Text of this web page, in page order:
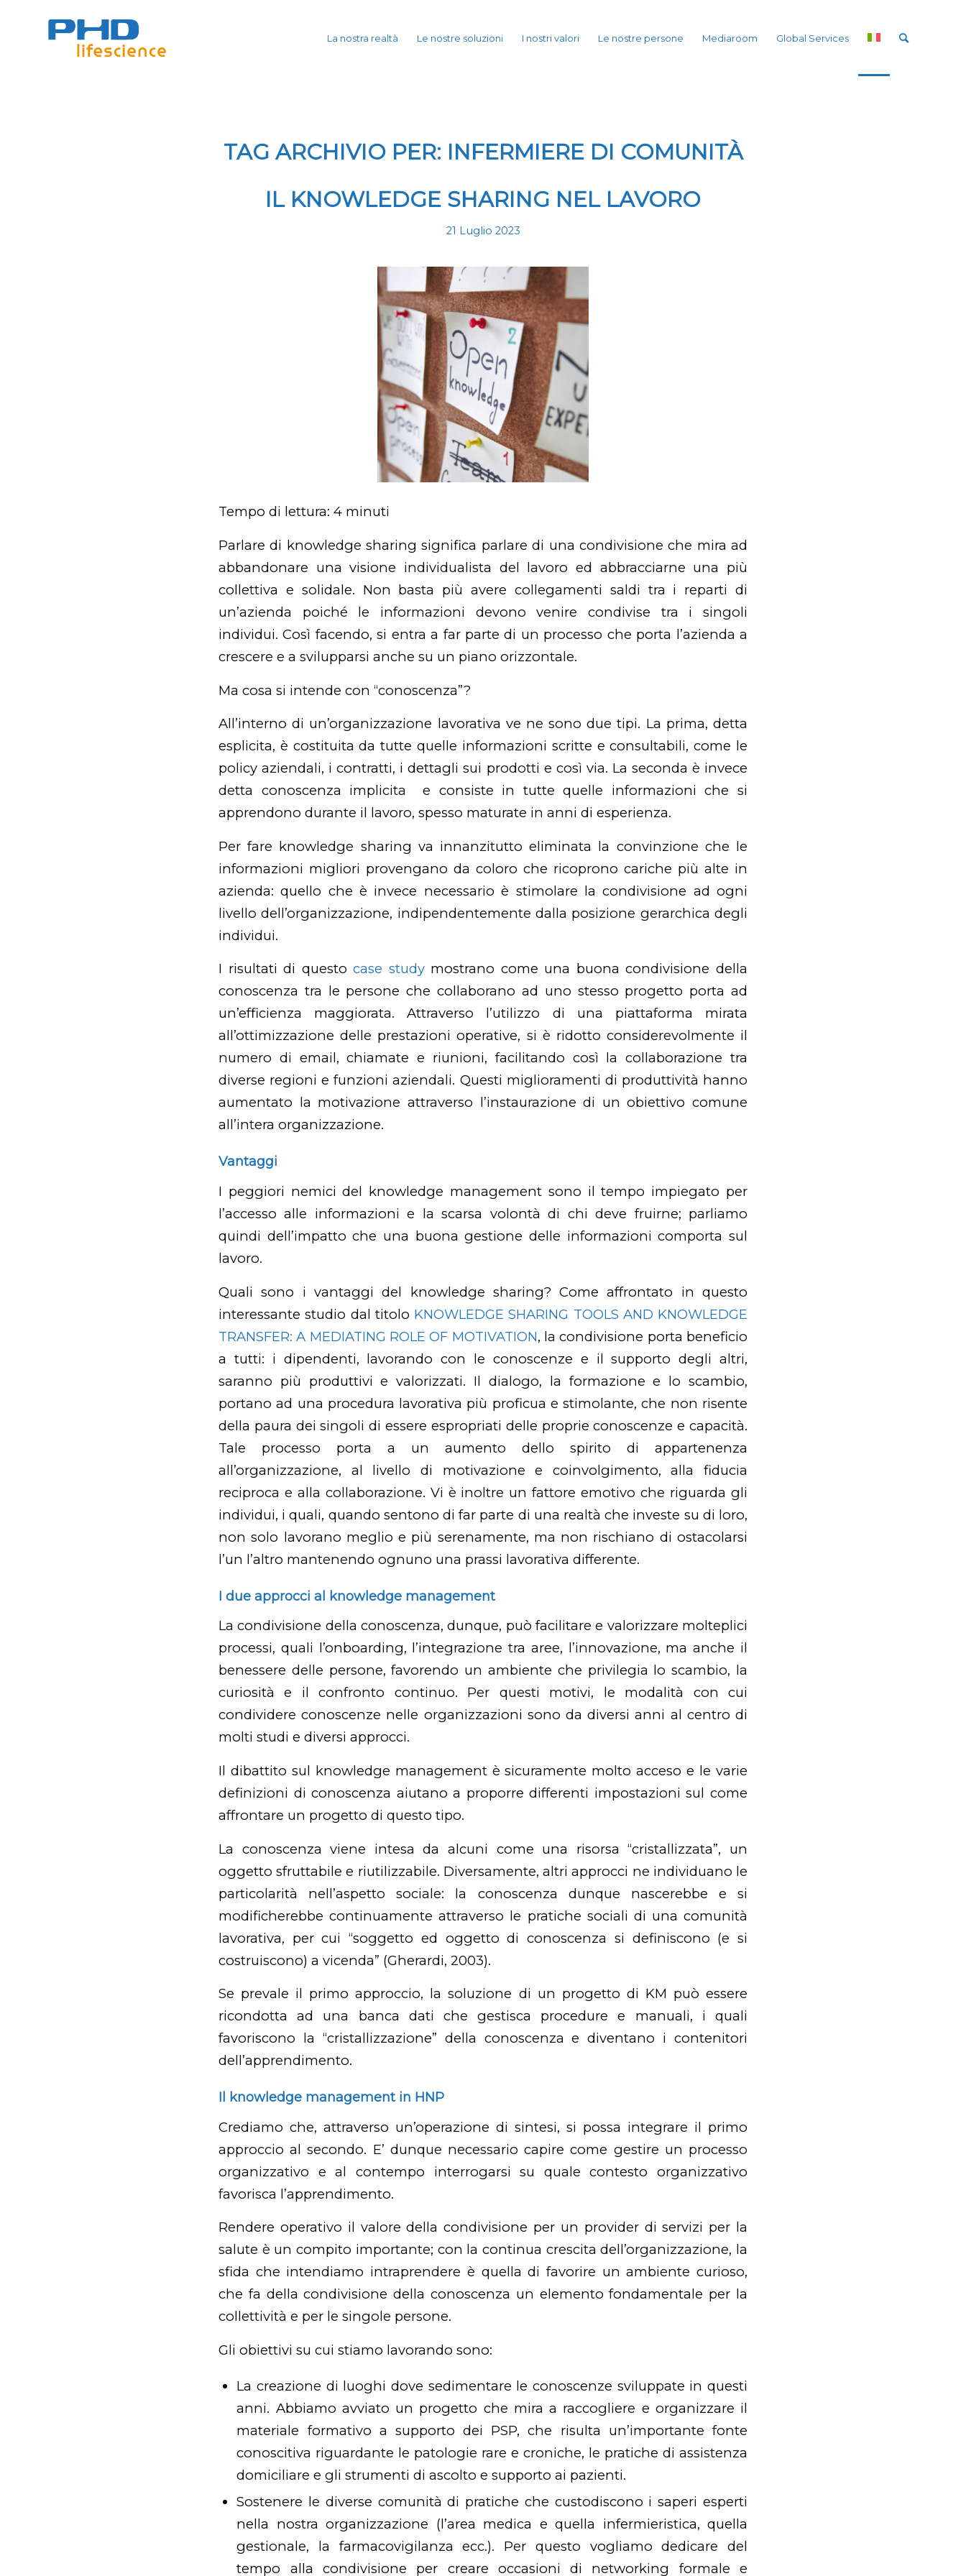
La nostra realtà Le nostre soluzioni I nostri valori Le nostre persone Mediaroom Global Services
TAG ARCHIVIO PER: INFERMIERE DI COMUNITÀ
IL KNOWLEDGE SHARING NEL LAVORO
21 Luglio 2023
Tempo di lettura: 4 minuti
Parlare di knowledge sharing significa parlare di una condivisione che mira ad
abbandonare una visione individualista del lavoro ed abbracciarne una più
collettiva e solidale. Non basta più avere collegamenti saldi tra i reparti di
un’azienda poiché le informazioni devono venire condivise tra i singoli
individui. Così facendo, si entra a far parte di un processo che porta l’azienda a
crescere e a svilupparsi anche su un piano orizzontale.
Ma cosa si intende con “conoscenza”?
All’interno di un’organizzazione lavorativa ve ne sono due tipi. La prima, detta
esplicita, è costituita da tutte quelle informazioni scritte e consultabili, come le
policy aziendali, i contratti, i dettagli sui prodotti e così via. La seconda è invece
detta conoscenza implicita e consiste in tutte quelle informazioni che si
apprendono durante il lavoro, spesso maturate in anni di esperienza.
Per fare knowledge sharing va innanzitutto eliminata la convinzione che le
informazioni migliori provengano da coloro che ricoprono cariche più alte in
azienda: quello che è invece necessario è stimolare la condivisione ad ogni
livello dell’organizzazione, indipendentemente dalla posizione gerarchica degli
individui.
I risultati di questocase studymostrano come una buona condivisione della
conoscenza tra le persone che collaborano ad uno stesso progetto porta ad
un’efficienza maggiorata. Attraverso l’utilizzo di una piattaforma mirata
all’ottimizzazione delle prestazioni operative, si è ridotto considerevolmente il
numero di email, chiamate e riunioni, facilitando così la collaborazione tra
diverse regioni e funzioni aziendali. Questi miglioramenti di produttività hanno
aumentato la motivazione attraverso l’instaurazione di un obiettivo comune
all’intera organizzazione.
Vantaggi
I peggiori nemici del knowledge management sono il tempo impiegato per
l’accesso alle informazioni e la scarsa volontà di chi deve fruirne; parliamo
quindi dell’impatto che una buona gestione delle informazioni comporta sul
lavoro.
Quali sono i vantaggi del knowledge sharing? Come affrontato in questo
interessante studio dal titolo KNOWLEDGE SHARING TOOLS AND KNOWLEDGE
TRANSFER: A MEDIATING ROLE OF MOTIVATION, la condivisione porta beneficio
a tutti: i dipendenti, lavorando con le conoscenze e il supporto degli altri,
saranno più produttivi e valorizzati. Il dialogo, la formazione e lo scambio,
portano ad una procedura lavorativa più proficua e stimolante, che non risente
della paura dei singoli di essere espropriati delle proprie conoscenze e capacità.
Tale processo porta a un aumento dello spirito di appartenenza
all’organizzazione, al livello di motivazione e coinvolgimento, alla fiducia
reciproca e alla collaborazione. Vi è inoltre un fattore emotivo che riguarda gli
individui, i quali, quando sentono di far parte di una realtà che investe su di loro,
non solo lavorano meglio e più serenamente, ma non rischiano di ostacolarsi
l’un l’altro mantenendo ognuno una prassi lavorativa differente.
I due approcci al knowledge management
La condivisione della conoscenza, dunque, può facilitare e valorizzare molteplici
processi, quali l’onboarding, l’integrazione tra aree, l’innovazione, ma anche il
benessere delle persone, favorendo un ambiente che privilegia lo scambio, la
curiosità e il confronto continuo. Per questi motivi, le modalità con cui
condividere conoscenze nelle organizzazioni sono da diversi anni al centro di
molti studi e diversi approcci.
Il dibattito sul knowledge management è sicuramente molto acceso e le varie
definizioni di conoscenza aiutano a proporre differenti impostazioni sul come
affrontare un progetto di questo tipo.
La conoscenza viene intesa da alcuni come una risorsa “cristallizzata”, un
oggetto sfruttabile e riutilizzabile. Diversamente, altri approcci ne individuano le
particolarità nell’aspetto sociale: la conoscenza dunque nascerebbe e si
modificherebbe continuamente attraverso le pratiche sociali di una comunità
lavorativa, per cui “soggetto ed oggetto di conoscenza si definiscono (e si
costruiscono) a vicenda” (Gherardi, 2003).
Se prevale il primo approccio, la soluzione di un progetto di KM può essere
ricondotta ad una banca dati che gestisca procedure e manuali, i quali
favoriscono la “cristallizzazione” della conoscenza e diventano i contenitori
dell’apprendimento.
Il knowledge management in HNP
Crediamo che, attraverso un’operazione di sintesi, si possa integrare il primo
approccio al secondo. E’ dunque necessario capire come gestire un processo
organizzativo e al contempo interrogarsi su quale contesto organizzativo
favorisca l’apprendimento.
Rendere operativo il valore della condivisione per un providerdi servizi per la
salute è un compito importante; con la continua crescita dell’organizzazione, la
sfida che intendiamo intraprendere è quelladi favorire un ambiente curioso,
che fa della condivisione della conoscenza un elemento fondamentale per la
collettività e per le singole persone.
Gli obiettivi su cui stiamo lavorando sono:
La creazione di luoghi dove sedimentare le conoscenze sviluppate in questi
anni. Abbiamo avviato un progetto che mira a raccogliere e organizzare il
materiale formativo a supporto dei PSP, che risulta un’importante fonte
conoscitiva riguardante le patologie rare e croniche, le pratiche di assistenza
domiciliare e gli strumenti di ascolto e supporto ai pazienti.
Sostenere le diverse comunità di pratiche che custodiscono i saperi esperti
nella nostra organizzazione (l’area medica e quella infermieristica, quella
gestionale, la farmacovigilanza ecc.). Per questo vogliamo dedicare del
tempo alla condivisione per creare occasioni di networking formale e